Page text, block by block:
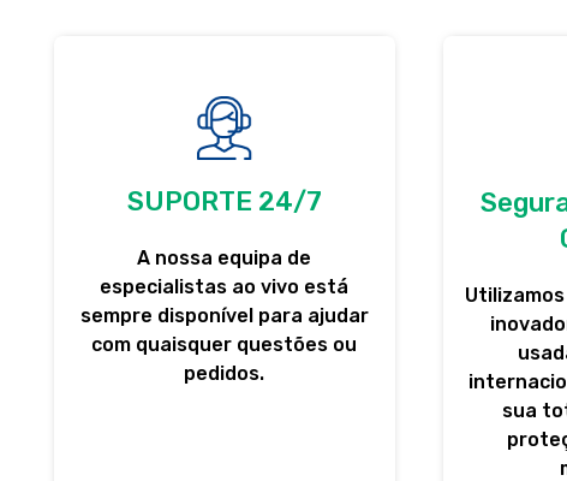
SUPORTE 24/7
A nossa equipa de
especialistas ao vivo está
sempre disponível para ajudar
com quaisquer questões ou
pedidos.
sua